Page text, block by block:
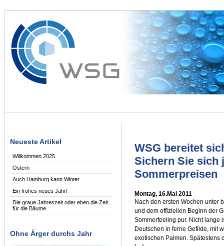
Neueste Artikel
Willkommen 2025
Ostern
Auch Hamburg kann Winter..
Ein frohes neues Jahr!
Die graue Jahreszeit oder eben die Zeit
für die Bäume
Ohne Ärger durchs Jahr
WSG bereitet
Sichern Sie sich
Sommerpreisen
Montag, 16.Mai 2011
Nach den ersten Wochen unter
und dem offiziellen Beginn der
Sommerfeeling pur. Nicht lange
Deutschen in ferne Gefilde, mit
exotischen Palmen. Spätestens